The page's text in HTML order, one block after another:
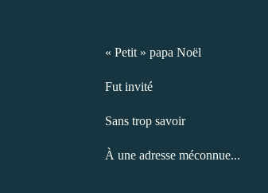
« Petit » papa Noël
Fut invité
Sans trop savoir
À une adresse méconnue...